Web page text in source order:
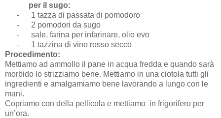
per il sugo:
- 1 tazza di passata di pomodoro
- 2 pomodori da sugo
- sale, farina per infarinare, olio evo
- 1 tazzina di vino rosso secco
Procedimento:
Mettiamo ad ammollo il pane in acqua fredda e quando sarà
morbido lo strizziamo bene. Mettiamo in una ciotola tutti gli
ingredienti e amalgamiamo bene lavorando a lungo con le
mani.
Copriamo con della pellicola e mettiamo in frigorifero per
un’ora.